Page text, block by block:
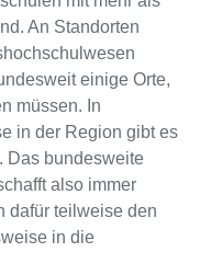
An Standorten
einige Orte,
müssen. In
in der Region gibt es
Das bundesweite
also immer
dafür teilweise den
in die